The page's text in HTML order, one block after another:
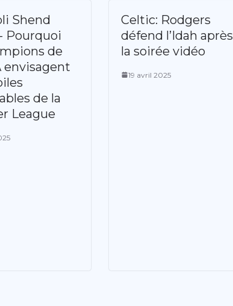
Shend
Pourquoi
de
envisagent
de la
League
Celtic: Rodgers
défend l’Idah après
la soirée vidéo
19 avril 2025